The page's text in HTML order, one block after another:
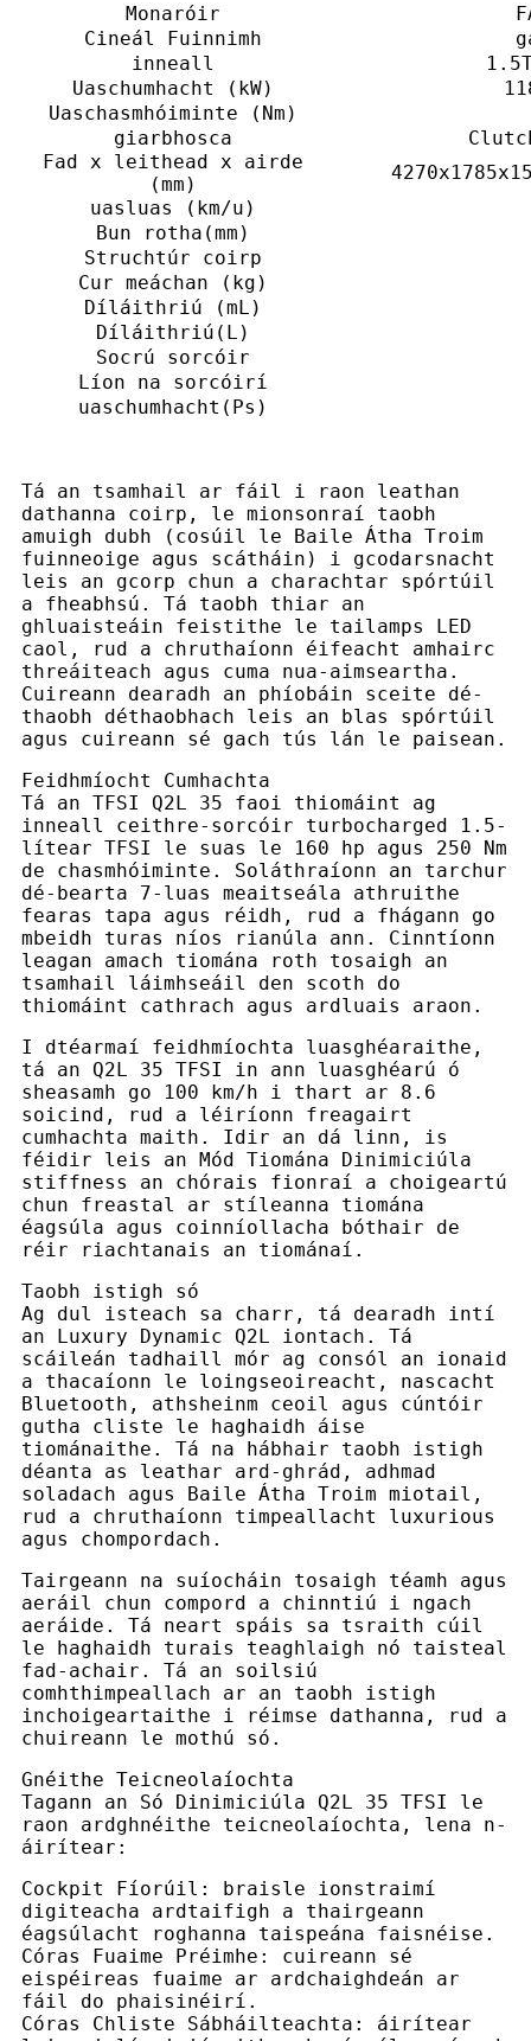
Monaróir
Cineál Fuinnimh
inneall
Uaschumhacht (kW)
Uaschasmhóiminte (Nm)
giarbhosca
Fad x leithead x airde
(mm)
uasluas (km/u)
Bun rotha(mm)
Struchtúr coirp
Cur meáchan (kg)
Díláithriú (mL)
Díláithriú(L)
Socrú sorcóir
Líon na sorcóirí
uaschumhacht(Ps)
Tá an tsamhail ar fáil i raon leathan
dathanna coirp, le mionsonraí taobh
amuigh dubh (cosúil le Baile Átha Troim
fuinneoige agus scátháin) i gcodarsnacht
leis an gcorp chun a charachtar spórtúil
a fheabhsú. Tá taobh thiar an
ghluaisteáin feistithe le tailamps LED
caol, rud a chruthaíonn éifeacht amhairc
threáiteach agus cuma nua-aimseartha.
Cuireann dearadh an phíobáin sceite dé-
thaobh déthaobhach leis an blas spórtúil
agus cuireann sé gach tús lán le paisean.
Feidhmíocht Cumhachta
Tá an TFSI Q2L 35 faoi thiomáint ag
inneall ceithre-sorcóir turbocharged 1.5-
lítear TFSI le suas le 160 hp agus 250 Nm
de chasmhóiminte. Soláthraíonn an tarchur
dé-bearta 7-luas meaitseála athruithe
fearas tapa agus réidh, rud a fhágann go
mbeidh turas níos rianúla ann. Cinntíonn
leagan amach tiomána roth tosaigh an
tsamhail láimhseáil den scoth do
thiomáint cathrach agus ardluais araon.
I dtéarmaí feidhmíochta luasghéaraithe,
tá an Q2L 35 TFSI in ann luasghéarú ó
sheasamh go 100 km/h i thart ar 8.6
soicind, rud a léiríonn freagairt
cumhachta maith. Idir an dá linn, is
féidir leis an Mód Tiomána Dinimiciúla
stiffness an chórais fionraí a choigeartú
chun freastal ar stíleanna tiomána
éagsúla agus coinníollacha bóthair de
réir riachtanais an tiománaí.
Taobh istigh só
Ag dul isteach sa charr, tá dearadh intí
an Luxury Dynamic Q2L iontach. Tá
scáileán tadhaill mór ag consól an ionaid
a thacaíonn le loingseoireacht, nascacht
Bluetooth, athsheinm ceoil agus cúntóir
gutha cliste le haghaidh áise
tiománaithe. Tá na hábhair taobh istigh
déanta as leathar ard-ghrád, adhmad
soladach agus Baile Átha Troim miotail,
rud a chruthaíonn timpeallacht luxurious
agus chompordach.
Tairgeann na suíocháin tosaigh téamh agus
aeráil chun compord a chinntiú i ngach
aeráide. Tá neart spáis sa tsraith cúil
le haghaidh turais teaghlaigh nó taisteal
fad-achair. Tá an soilsiú
comhthimpeallach ar an taobh istigh
inchoigeartaithe i réimse dathanna, rud a
chuireann le mothú só.
Gnéithe Teicneolaíochta
Tagann an Só Dinimiciúla Q2L 35 TFSI le
raon ardghnéithe teicneolaíochta, lena n-
áirítear:
Cockpit Fíorúil: braisle ionstraimí
digiteacha ardtaifigh a thairgeann
éagsúlacht roghanna taispeána faisnéise.
Córas Fuaime Préimhe: cuireann sé
eispéireas fuaime ar ardchaighdeán ar
fáil do phaisinéirí.
Córas Chliste Sábháilteachta: áirítear